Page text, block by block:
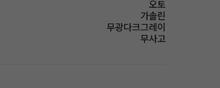
오토
가솔린
무광다크그레이
무사고